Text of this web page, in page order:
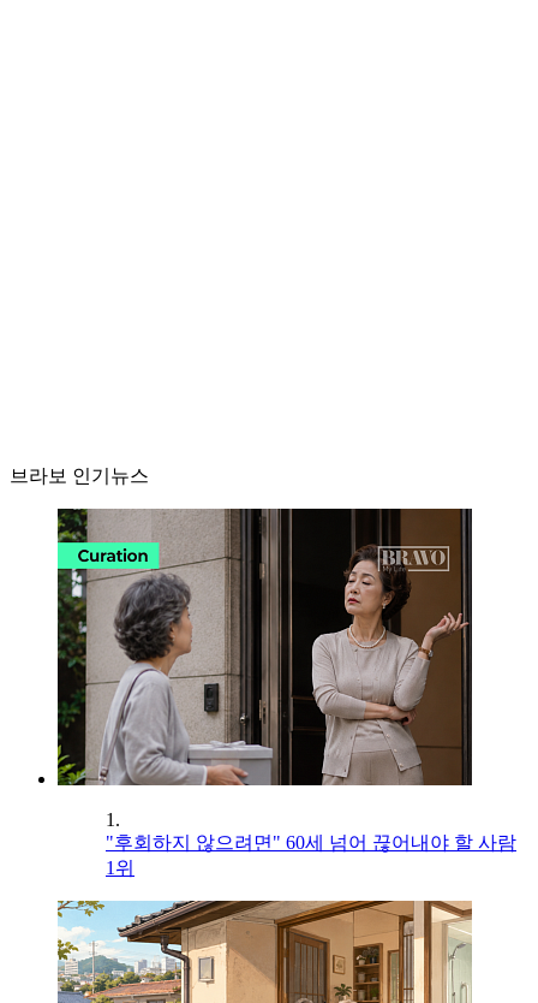
브라보 인기뉴스
1.
"후회하지 않으려면" 60세 넘어 끊어내야 할 사람
1위